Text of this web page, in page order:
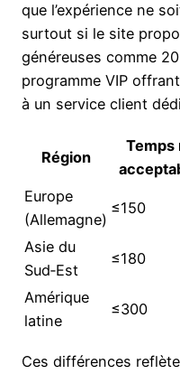
que l’expérience ne
surtout si le site
généreuses comme
programme VIP
à un service client
Région
Temps
Europe
(Allemagne)
≤150
Asie du
Sud‑Est
≤180
Amérique
latine
≤300
Ces différences